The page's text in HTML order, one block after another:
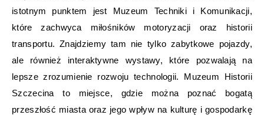
istotnym punktem jest Muzeum Techniki i Komunikacji,
które zachwyca miłośników motoryzacji oraz historii
transportu. Znajdziemy tam nie tylko zabytkowe pojazdy,
ale również interaktywne wystawy, które pozwalają na
lepsze zrozumienie rozwoju technologii. Muzeum Historii
Szczecina to miejsce, gdzie można poznać bogatą
przeszłość miasta oraz jego wpływ na kulturę i gospodarkę